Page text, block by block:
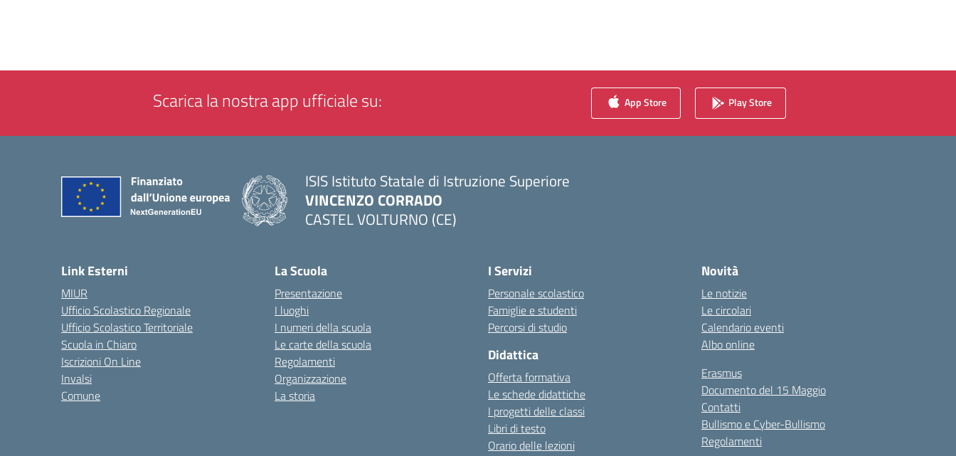
Scarica la nostra app ufficiale su: App Store Play Store
ISIS Istituto Statale di Istruzione Superiore
VINCENZO CORRADO
CASTEL VOLTURNO (CE)
Link Esterni
MIUR
Ufficio Scolastico Regionale
Ufficio Scolastico Territoriale
Scuola in Chiaro
Iscrizioni On Line
Invalsi
Comune
La Scuola
Presentazione
I luoghi
I numeri della scuola
Le carte della scuola
Regolamenti
Organizzazione
La storia
I Servizi
Personale scolastico
Famiglie e studenti
Percorsi di studio
Didattica
Offerta formativa
Le schede didattiche
I progetti delle classi
Libri di testo
Orario delle lezioni
Novità
Le notizie
Le circolari
Calendario eventi
Albo online
Erasmus
Documento del 15 Maggio
Contatti
Bullismo e Cyber-Bullismo
Regolamenti